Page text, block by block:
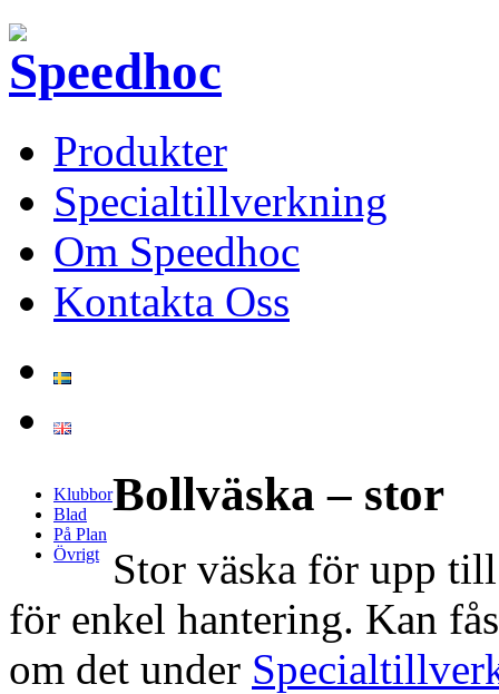
Produkter
Specialtillverkning
Om Speedhoc
Kontakta Oss
Klubbor
Blad
På Plan
Övrigt
Bollväska – stor
Stor väska för upp
för enkel hantering. Kan
om det under